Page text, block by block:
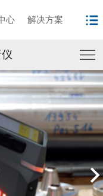
心 解决方案